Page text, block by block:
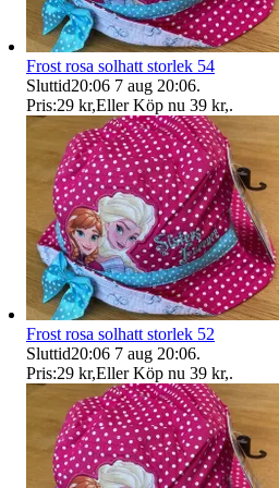
Frost rosa solhatt storlek 54
Sluttid20:06 7 aug 20:06.
Pris:29 kr,Eller Köp nu 39 kr,.
Frost rosa solhatt storlek 52
Sluttid20:06 7 aug 20:06.
Pris:29 kr,Eller Köp nu 39 kr,.